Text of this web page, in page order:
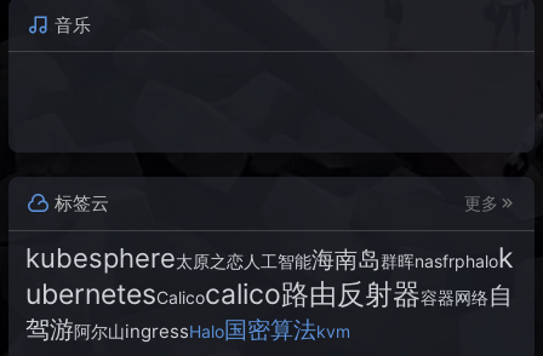
音乐
标签云 更多
kubesphere太原之恋人工智能海南岛群晖nasfrphalok
ubernetesCalicocalico路由反射器容器网络自
驾游阿尔山ingressHalo国密算法kvm